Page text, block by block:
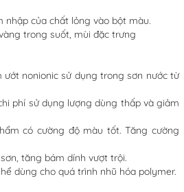
nhập của chất lỏng vào bột màu.
trong suốt, mùi đặc trưng
ướt nonionic sử dụng trong sơn nước từ
phí sử dụng lượng dùng thấp và giảm
có cường độ màu tốt. Tăng cường
tăng bám dính vượt trội.
dùng cho quá trình nhũ hóa polymer.